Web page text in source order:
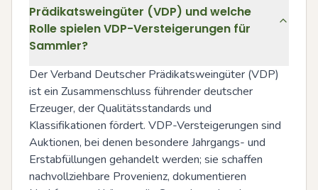
Prädikatsweingüter (VDP) und welche
Rolle spielen VDP-Versteigerungen für
Sammler?
Der Verband Deutscher Prädikatsweingüter (VDP)
ist ein Zusammenschluss führender deutscher
Erzeuger, der Qualitätsstandards und
Klassifikationen fördert. VDP-Versteigerungen sind
Auktionen, bei denen besondere Jahrgangs- und
Erstabfüllungen gehandelt werden; sie schaffen
nachvollziehbare Provenienz, dokumentieren